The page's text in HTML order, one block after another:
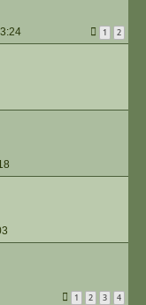
1 2
1 2 3 4